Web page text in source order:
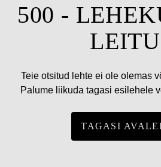
500 -
Teie otsitud lehte ei ole olemas
Palume liikuda tagasi esilehele
TAGASI